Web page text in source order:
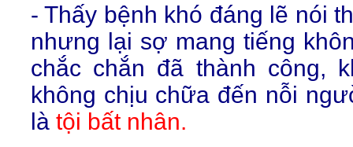
- Thấy bệnh khó đáng lẽ nói
nhưng lại sợ mang tiếng
chắc chắn đã thành công,
không chịu chữa đến nỗi
là tội bất nhân.